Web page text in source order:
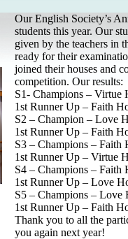
Our English Society’s
students this year. Our
given by the teachers in
ready for their
joined their houses and
competition. Our results:
S1- Champions – Virtue
1st Runner Up – Faith
S2 – Champion – Love
1st Runner Up – Faith
S3 – Champions – Faith
1st Runner Up – Virtue
S4 – Champions – Faith
1st Runner Up – Love
S5 – Champions – Love
1st Runner Up – Faith
Thank you to all the
you again next year!